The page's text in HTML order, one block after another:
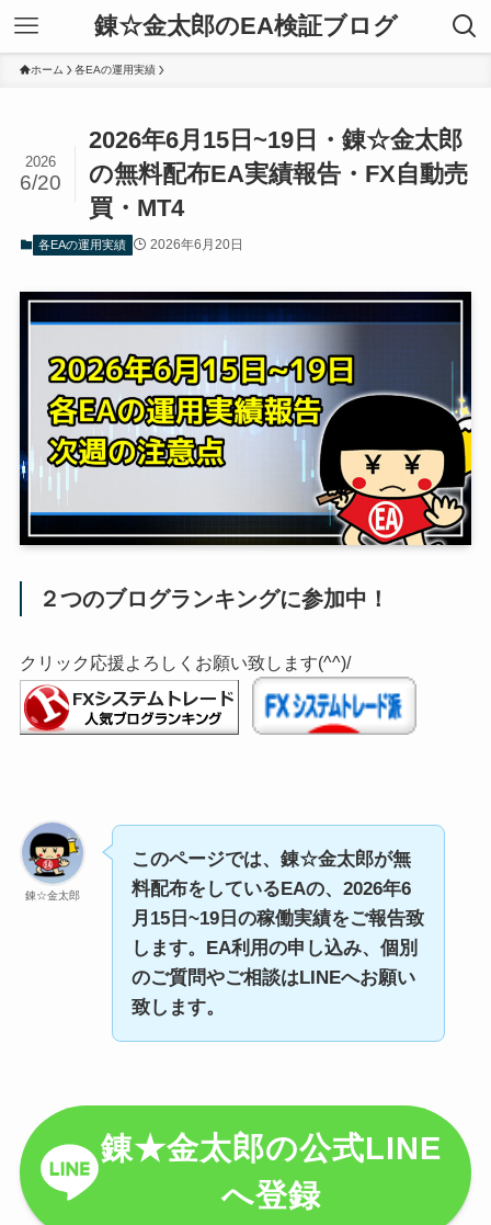
錬☆金太郎のEA検証ブログ
ホーム 各EAの運用実績
2026年6月15日~19日・錬☆金太郎
の無料配布EA実績報告・FX自動売
買・MT4
2026
6/20
各EAの運用実績 2026年6月20日
２つのブログランキングに参加中！
クリック応援よろしくお願い致します(^^)/
錬☆金太郎
このページでは、錬☆金太郎が無
料配布をしているEAの、2026年6
月15日~19日の稼働実績をご報告致
します。EA利用の申し込み、個別
のご質問やご相談はLINEへお願い
致します。
錬★金太郎の公式LINE
へ登録